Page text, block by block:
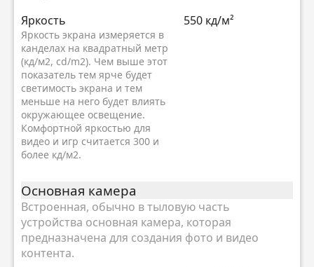
Яркость
Яркость экрана измеряется в
канделах на квадратный метр
(кд/м2, cd/m2). Чем выше этот
показатель тем ярче будет
светимость экрана и тем
меньше на него будет влиять
окружающее освещение.
Комфортной яркостью для
видео и игр считается 300 и
более кд/м2.
550 кд/м²
Основная камера
Встроенная, обычно в тыловую часть
устройства основная камера, которая
предназначена для создания фото и видео
контента.